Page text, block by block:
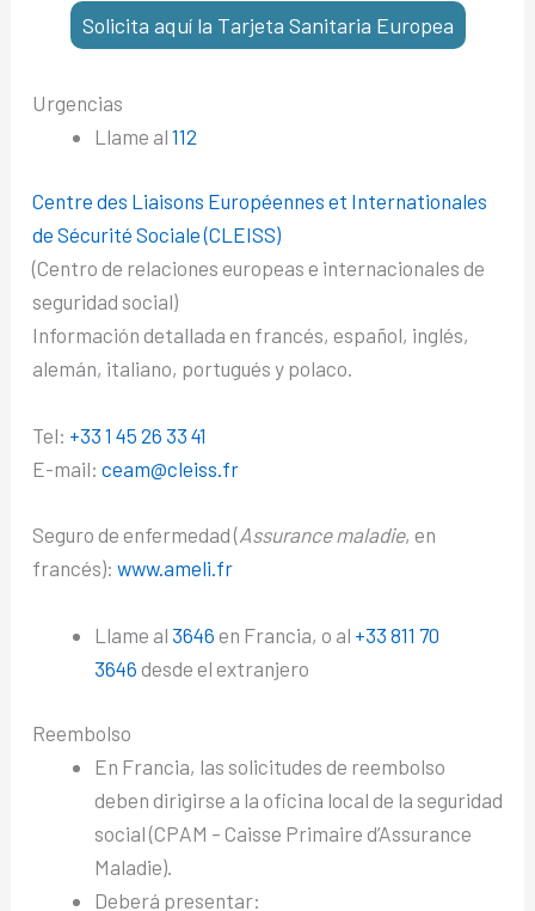
Solicita aquí la Tarjeta Sanitaria Europea
Urgencias
Llame al 112
Centre des Liaisons Européennes et Internationales
de Sécurité Sociale (CLEISS)
(Centro de relaciones europeas e internacionales de
seguridad social)
Información detallada en francés, español, inglés,
alemán, italiano, portugués y polaco.
Tel: +33 1 45 26 33 41
E-mail: ceam@cleiss.fr
Seguro de enfermedad (Assurance maladie, en
francés): www.ameli.fr
Llame al 3646 en Francia, o al +33 811 70
3646 desde el extranjero
Reembolso
En Francia, las solicitudes de reembolso
deben dirigirse a la oficina local de la seguridad
social (CPAM – Caisse Primaire d’Assurance
Maladie).
Deberá presentar: